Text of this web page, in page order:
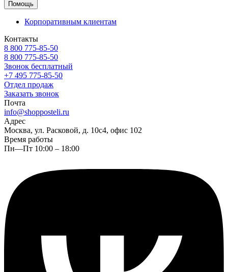
Помощь
Корпоративным клиентам
Контакты
8 800 775-85-50
8 800 775-85-50
Звонок бесплатный
+7 495 775-85-50
Отдел продаж
Заказать звонок
Почта
info@shopposteli.ru
Адрес
Москва, ул. Расковой, д. 10с4, офис 102
Время работы
Пн—Пт 10:00 – 18:00